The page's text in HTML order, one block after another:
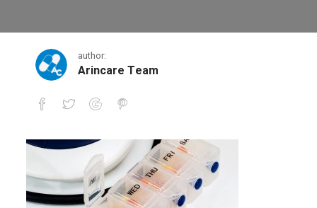
author:
Arincare Team
1